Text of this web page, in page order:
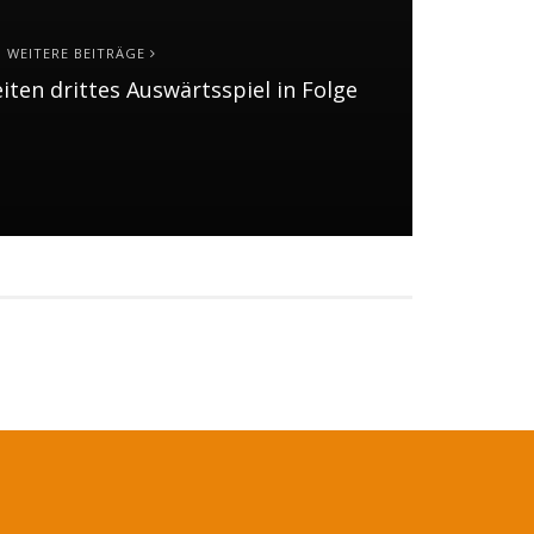
WEITERE BEITRÄGE
drittes Auswärtsspiel in Folge